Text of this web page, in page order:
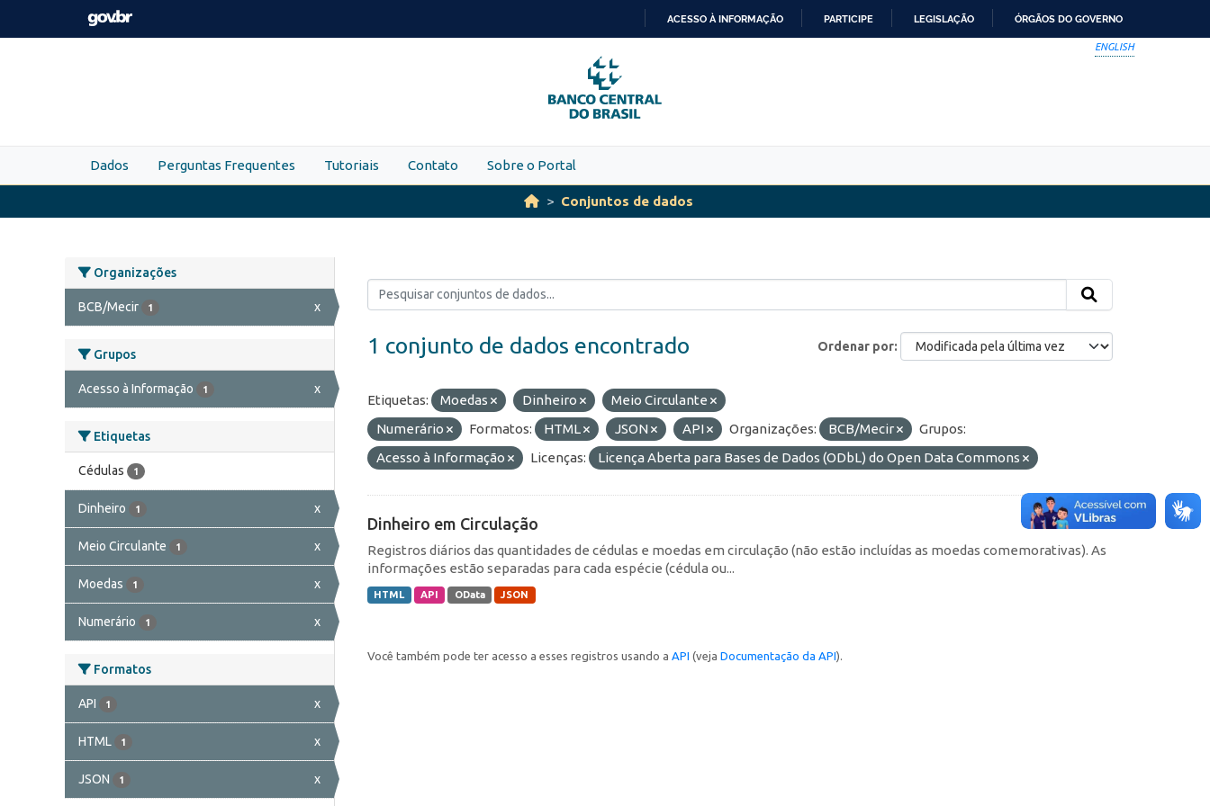
Skip to main content
PARA
O
CONTEÚDO
ACESSO À INFORMAÇÃO PARTICIPE LEGISLAÇÃO ÓRGÃOS DO GOVERNO
ENGLISH
Dados Perguntas Frequentes Tutoriais Contato Sobre o Portal
Conjuntos de dados
Organizações
BCB/Mecir 1 x
Grupos
Acesso à Informação 1 x
Etiquetas
Cédulas 1
Dinheiro 1 x
Meio Circulante 1 x
Moedas 1 x
Numerário 1 x
Formatos
API 1 x
HTML 1 x
JSON 1 x
Ordenar por
1 conjunto de dados encontrado
Etiquetas: Moedas Dinheiro
Meio Circulante
Numerário
Formatos: HTML JSON API Organizações: BCB/Mecir
Grupos:
Acesso à Informação
Licenças: Licença Aberta para Bases de Dados (ODbL) do Open Data Commons
Dinheiro em Circulação
Registros diários das quantidades de cédulas e moedas em circulação (não estão incluídas as moedas comemorativas). As
informações estão separadas para cada espécie (cédula ou...
HTML API OData JSON
Você também pode ter acesso a esses registros usando a API (veja Documentação da API).